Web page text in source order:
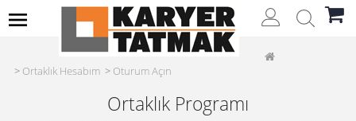
Ortaklık Hesabım Oturum Açın
Ortaklık Programı